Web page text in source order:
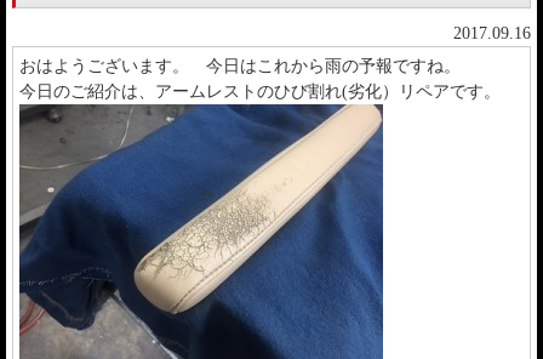
2017.09.16
おはようございます。 今日はこれから雨の予報ですね。
今日のご紹介は、アームレストのひび割れ(劣化）リペアです。